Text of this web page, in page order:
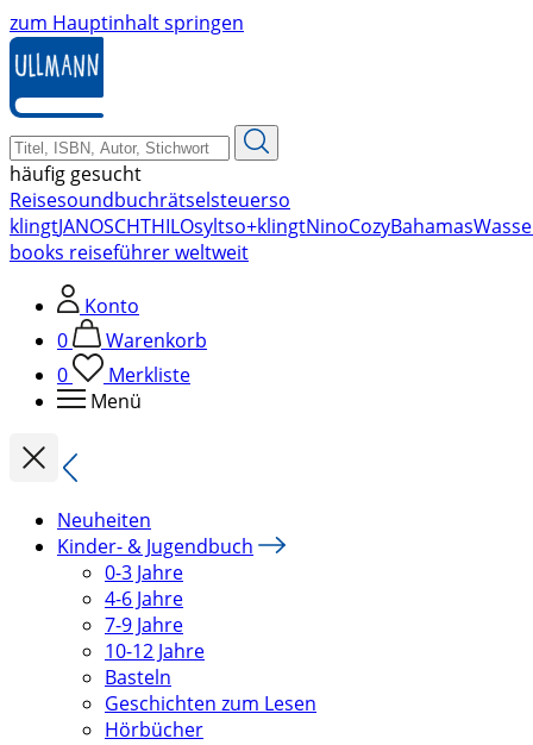
zum Hauptinhalt springen
häufig gesucht
Reisesoundbuchrätselsteuerso
klingtJANOSCHTHILOsyltso+klingtNinoCozyBahamas
books reiseführer weltweit
Konto
0
Warenkorb
0
Merkliste
Menü
Neuheiten
Kinder- & Jugendbuch
0-3 Jahre
4-6 Jahre
7-9 Jahre
10-12 Jahre
Basteln
Geschichten zum Lesen
Hörbücher